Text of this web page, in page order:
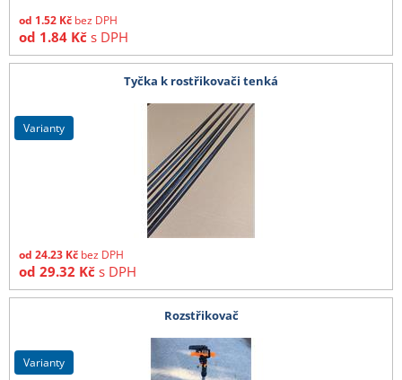
od 1.52 Kč bez DPH
od 1.84 Kč s DPH
Tyčka k rostřikovači tenká
od 24.23 Kč bez DPH
od 29.32 Kč s DPH
varianty
Rozstřikovač
varianty